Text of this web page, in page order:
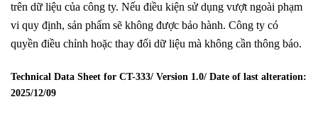
trên dữ liệu của công ty. Nếu điều kiện sử dụng vượt ngoài phạm
vi quy định, sản phẩm sẽ không được bảo hành. Công ty có
quyền điều chỉnh hoặc thay đổi dữ liệu mà không cần thông báo.
Technical Data Sheet for CT-333/ Version 1.0/ Date of last alteration:
2025/12/09